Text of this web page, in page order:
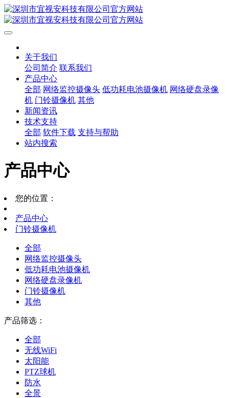
关于我们
公司简介 联系我们
产品中心
全部 网络监控摄像头 低功耗电池摄像机 网络硬盘录像
机 门铃摄像机 其他
新闻资讯
技术支持
全部 软件下载 支持与帮助
站内搜索
产品中心
您的位置：
产品中心
门铃摄像机
全部
网络监控摄像头
低功耗电池摄像机
网络硬盘录像机
门铃摄像机
其他
产品筛选：
全部
无线WiFi
太阳能
PTZ球机
防水
全景